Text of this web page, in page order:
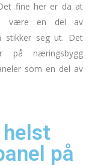
fine her er da at
være en del av
seg ut. Det
på næringsbygg
som en del av
helst
på